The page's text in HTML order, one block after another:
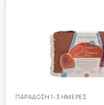
ΠΑΡΆΔΟΣΗ 1-3 ΗΜΈΡΕΣ